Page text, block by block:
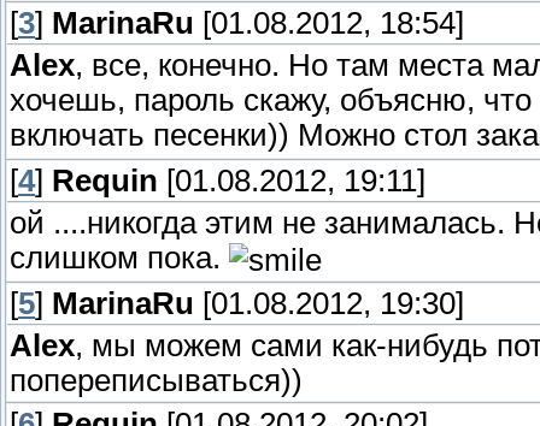
[3] MarinaRu [01.08.2012, 18:54]
Alex, все, конечно. Но там места
хочешь, пароль скажу, объясню,
включать песенки)) Можно стол
[4] Requin [01.08.2012, 19:11]
ой ....никогда этим не
слишком пока.
[5] MarinaRu [01.08.2012, 19:30]
Alex, мы можем сами как-нибудь
попереписываться))